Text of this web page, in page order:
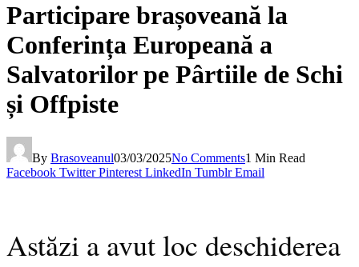
Participare brașoveană la
Conferința Europeană a
Salvatorilor pe Pârtiile de Schi
și Offpiste
By Brasoveanul03/03/2025No Comments1 Min Read
Facebook Twitter Pinterest LinkedIn Tumblr Email
Astăzi a avut loc deschiderea